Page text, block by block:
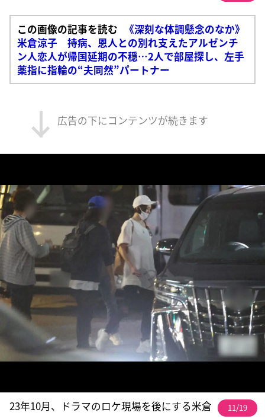
この画像の記事を読む
《深刻な体調懸念のなか》
米倉涼子 持病、恩人との別れ支えたアルゼンチ
ン人恋人が帰国延期の不穏…2人で部屋探し、左手
薬指に指輪の“夫同然”パートナー
広告の下にコンテンツが続きます
23年10月、ドラマのロケ現場を後にする米倉 11/19